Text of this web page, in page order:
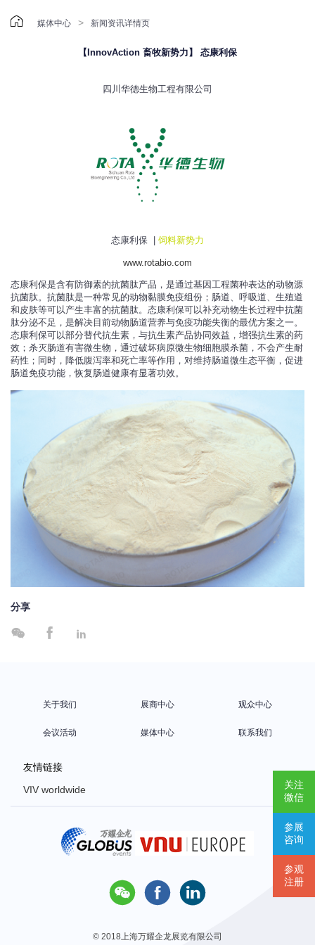
关注
微信
参展
咨询
参观
注册
 媒体中心 > 新闻资讯详情页
【InnovAction 畜牧新势力】 态康利保
四川华德生物工程有限公司
态康利保 | 饲料新势力
www.rotabio.com
态康利保是含有防御素的抗菌肽产品，是通过基因工程菌种表达的动物源
抗菌肽。抗菌肽是一种常见的动物黏膜免疫组份；肠道、呼吸道、生殖道
和皮肤等可以产生丰富的抗菌肽。态康利保可以补充动物生长过程中抗菌
肽分泌不足，是解决目前动物肠道营养与免疫功能失衡的最优方案之一。
态康利保可以部分替代抗生素，与抗生素产品协同效益，增强抗生素的药
效；杀灭肠道有害微生物，通过破坏病原微生物细胞膜杀菌，不会产生耐
药性；同时，降低腹泻率和死亡率等作用，对维持肠道微生态平衡，促进
肠道免疫功能，恢复肠道健康有显著功效。
分享
  
关于我们 展商中心 观众中心
会议活动 媒体中心 联系我们
友情链接
VIV worldwide
VIV Europe
Poultry Africa
  
© 2018上海万耀企龙展览有限公司